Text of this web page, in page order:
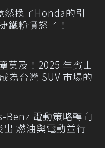
然換了Honda的引
鐵粉憤怒了！
莫及！2025 年賓士
為台灣 SUV 市場的
Benz 電動策略轉向
出 燃油與電動並行